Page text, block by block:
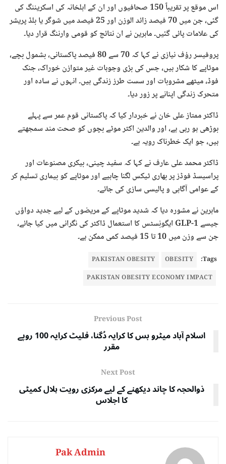
اس موقع پر تقریباً 150 صحافیوں اور ان کے اہلخانہ کی اسکریننگ کی
گئی، جن میں 70 فیصد زائد الوزن اور 25 فیصد میں شوگر یا بلڈ پریشر
کی علامات پائی گئیں۔ ماہرین نے ان نتائج کو قومی وارننگ قرار دیا۔
پروفیسر رؤف نیازی نے کہا کہ 70 سے 80 فیصد پاکستانی، بشمول بچے،
موٹاپے کا شکار ہیں، جس کی بڑی وجوہات غیر متوازن خوراک، جنک
فوڈ، میٹھے مشروبات اور سست طرز زندگی ہیں۔ انہوں نے سادہ اور
متحرک زندگی اپنانے پر زور دیا۔
ڈاکٹر ممتاز علی خان نے خبردار کیا کہ پاکستانی قوم عمر سے پہلے
بوڑھی ہو رہی ہے، اور والدین اکثر موٹے بچوں کو صحت مند سمجھتے
ہیں، جو ایک خطرناک رویہ ہے۔
ڈاکٹر محمد علی عارف نے کہا کہ سفید چینی، بیکری مصنوعات اور
پراسیسڈ فوڈز پر بھاری ٹیکس لگنا چاہیے اور موٹاپے کو بیماری تسلیم کر
کے عوامی آگاہی و پالیسی سازی کی جائے۔
ماہرین نے مشورہ دیا کہ شدید موٹاپے کے مریضوں کے لیے جدید دواؤں
جیسے GLP-1 ایگونِسٹس کا استعمال ڈاکٹر کی نگرانی میں کیا جائے،
جن سے وزن میں 10 تا 15 فیصد کمی ممکن ہے۔
Tags:
OBESITY
PAKISTAN OBESITY
PAKISTAN OBESITY ECONOMY IMPACT
Previous Post
اسلام آباد میٹرو بس کا کرایہ دُگنا، فلیٹ کرایہ 100 روپے
مقرر
Next Post
ذوالحجہ کا چاند دیکھنے کے لیے مرکزی رویت ہلال کمیٹی
کا اجلاس
Pak Admin